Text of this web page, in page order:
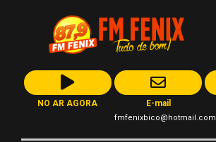
NO AR AGORA E-mail
fmfenixbico@hotmail.com